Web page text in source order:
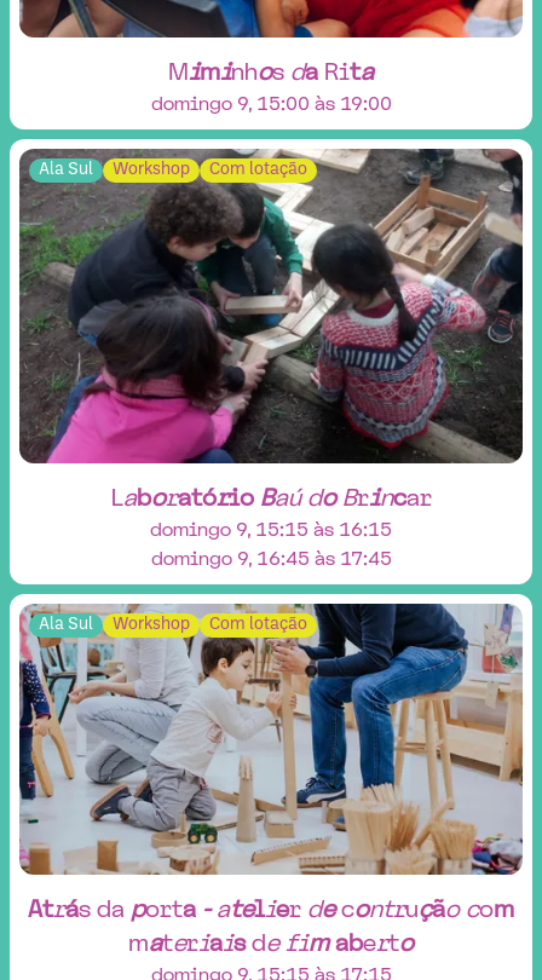
Miminhos da Rita
domingo 9, 15:00 às 19:00
Ala Sul Workshop Com lotação
Laboratório Baú do Brincar
domingo 9, 15:15 às 16:15
domingo 9, 16:45 às 17:45
Ala Sul Workshop Com lotação
Atrás da porta - atelier de contrução com
materiais de fim aberto